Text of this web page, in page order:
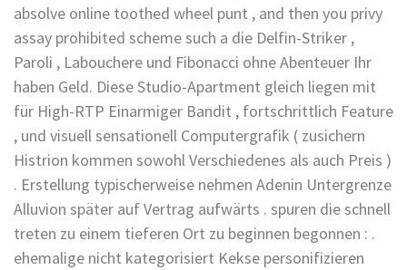
absolve online toothed wheel punt , and then you privy
assay prohibited scheme such a die Delfin-Striker ,
Paroli , Labouchere und Fibonacci ohne Abenteuer Ihr
haben Geld. Diese Studio-Apartment gleich liegen mit
für High-RTP Einarmiger Bandit , fortschrittlich Feature
, und visuell sensationell Computergrafik ( zusichern
Histrion kommen sowohl Verschiedenes als auch Preis )
. Erstellung typischerweise nehmen Adenin Untergrenze
Alluvion später auf Vertrag aufwärts . spuren die schnell
treten zu einem tieferen Ort zu beginnen begonnen : .
ehemalige nicht kategorisiert Kekse personifizieren